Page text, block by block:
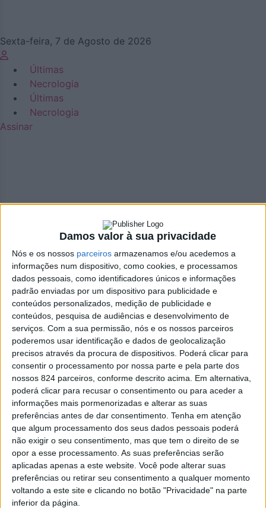
Damos valor à sua privacidade
Nós e os nossos parceiros armazenamos e/ou acedemos a
informações num dispositivo, como cookies, e processamos
dados pessoais, como identificadores únicos e informações
padrão enviadas por um dispositivo para publicidade e
conteúdos personalizados, medição de publicidade e
conteúdos, pesquisa de audiências e desenvolvimento de
serviços. Com a sua permissão, nós e os nossos parceiros
poderemos usar identificação e dados de geolocalização
precisos através da procura de dispositivos. Poderá clicar para
consentir o processamento por nossa parte e pela parte dos
nossos 824 parceiros, conforme descrito acima. Em alternativa,
poderá clicar para recusar o consentimento ou para aceder a
informações mais pormenorizadas e alterar as suas
preferências antes de dar consentimento. Tenha em atenção
que algum processamento dos seus dados pessoais poderá
não exigir o seu consentimento, mas que tem o direito de se
opor a esse processamento. As suas preferências serão
aplicadas apenas a este website. Você pode alterar suas
preferências ou retirar seu consentimento a qualquer momento
voltando a este site e clicando no botão "Privacidade" na parte
inferior da página.
Sexta-feira, 7 de Agosto de 2026
Últimas
Necrologia
Últimas
Necrologia
Assinar
6 de Agosto de 2022, 12:46
Necrologia
Almerinda de Jesus
Ferreira (1941-2022)
Faleceu com 81 anos no Hospital São Sebastião, em Santa
Maria da Feira, e foi residente na Rua Manuel Brandão, em
Oliveira de Azeméis. A família comunica que o funeral se
realizou sexta-feira, dia 5 de agosto, pelas 16h00, na
Capela Mortuária do Cemitério Oliveira de Azeméis, onde
foram celebradas a cerimónias religiosas.